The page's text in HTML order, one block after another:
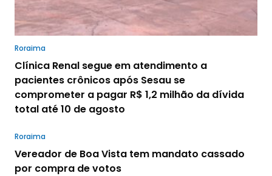
Roraima
Clínica Renal segue em atendimento a
pacientes crônicos após Sesau se
comprometer a pagar R$ 1,2 milhão da dívida
total até 10 de agosto
Roraima
Vereador de Boa Vista tem mandato cassado
por compra de votos